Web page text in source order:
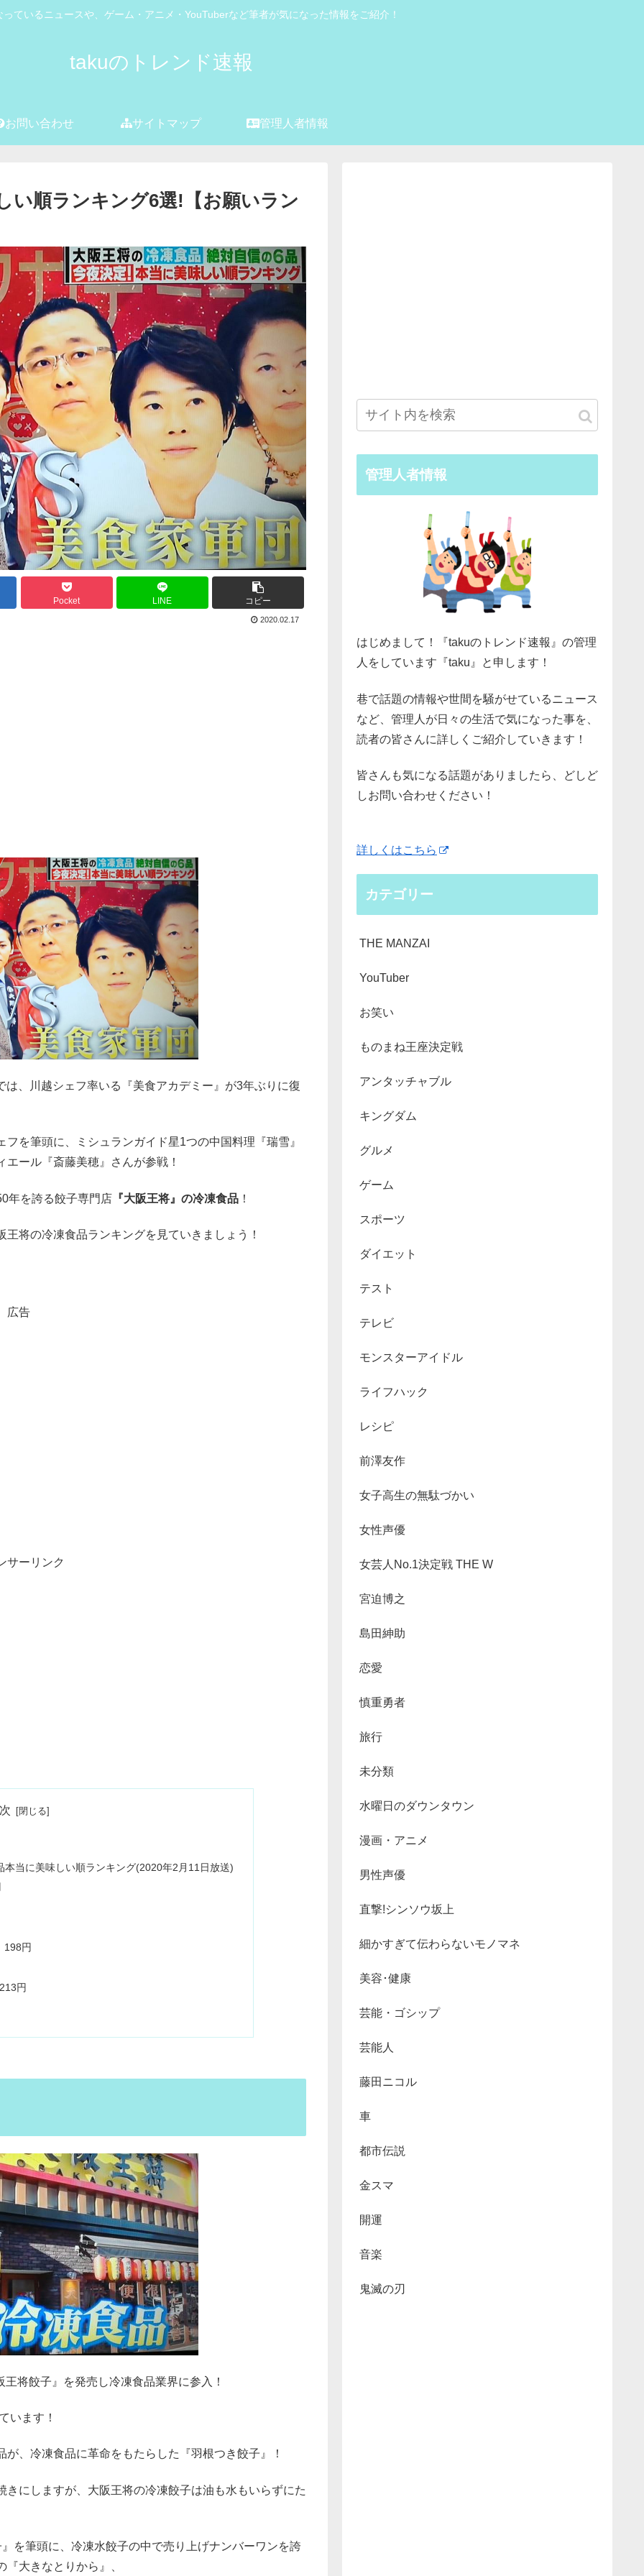
ているニュースや、ゲーム・アニメ・YouTuberなど筆者が気になった情報をご紹介！
takuのトレンド速報
お問い合わせ サイトマップ 管理人者情報
い順ランキング6選!【お願いラン
Pocket LINE コピー
2020.02.17
、川越シェフ率いる『美食アカデミー』が3年ぶりに復
を筆頭に、ミシュランガイド星1つの中国料理『瑞雪』
ール『斎藤美穂』さんが参戦！
年を誇る餃子専門店 『大阪王将』の冷凍食品 ！
将の冷凍食品ランキングを見ていきましょう！
広告
サーリンク
当に美味しい順ランキング(2020年2月11日放送)
198円
円
将餃子』を発売し冷凍食品業界に参入！
います！
、冷凍食品に革命をもたらした『羽根つき餃子』！
にしますが、大阪王将の冷凍餃子は油も水もいらずにた
を筆頭に、冷凍水餃子の中で売り上げナンバーワンを誇
大きなとりから』、
管理人者情報
はじめまして！『takuのトレンド速報』の管理
人をしています『taku』と申します！
巷で話題の情報や世間を騒がせているニュース
など、管理人が日々の生活で気になった事を、
読者の皆さんに詳しくご紹介していきます！
皆さんも気になる話題がありましたら、どしど
しお問い合わせください！
詳しくはこちら
カテゴリー
THE MANZAI
YouTuber
お笑い
ものまね王座決定戦
アンタッチャブル
キングダム
グルメ
ゲーム
スポーツ
ダイエット
テスト
テレビ
モンスターアイドル
ライフハック
レシピ
前澤友作
女子高生の無駄づかい
女性声優
女芸人No.1決定戦 THE W
宮迫博之
島田紳助
恋愛
慎重勇者
旅行
未分類
水曜日のダウンタウン
漫画・アニメ
男性声優
直撃!シンソウ坂上
細かすぎて伝わらないモノマネ
美容･健康
芸能・ゴシップ
芸能人
藤田ニコル
車
都市伝説
金スマ
開運
音楽
鬼滅の刃